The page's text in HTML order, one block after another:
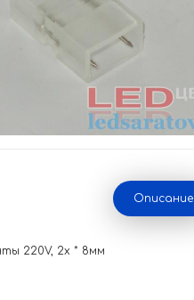
Описание
220V, 2x * 8мм